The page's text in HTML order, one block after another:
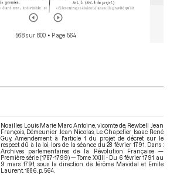
568 sur 800 • Page 564
Noailles Louis Marie Marc Antoine, vicomte de, Rewbell Jean
François, Démeunier Jean Nicolas, Le Chapelier Isaac René
Guy. Amendement à l'article 1 du projet de décret sur le
respect dû à la loi, lors de la séance du 28 février 1791. Dans :
Archives parlementaires de la Révolution Française —
Première série (1787-1799) — Tome XXIII - Du 6 février 1791 au
9 mars 1791
, sous la direction de Jérôme Mavidal et Emile
Laurent. 1886. p. 564.